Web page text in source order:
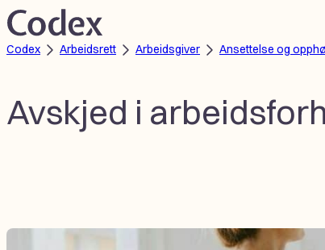
Hopp
til
innhold
Codex Arbeidsrett Arbeidsgiver Ansettelse og
Avskjed i